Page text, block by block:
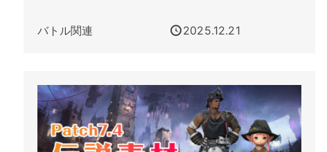
バトル関連 2025.12.21